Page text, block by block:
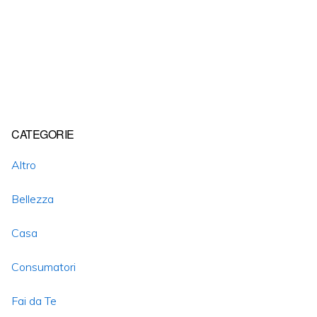
Primary
Sidebar
CATEGORIE
Altro
Bellezza
Casa
Consumatori
Fai da Te